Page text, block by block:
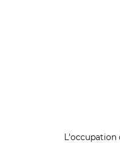
L'occupation